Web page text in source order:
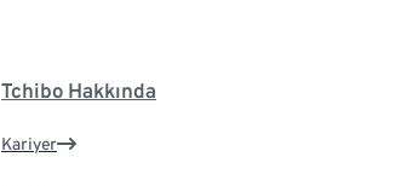
Tchibo Hakkında
Kariyer